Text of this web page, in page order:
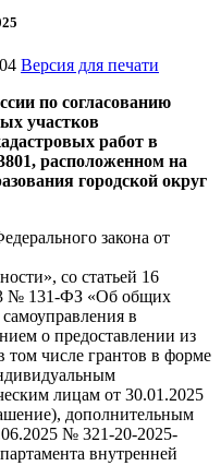
Версия для печати
по согласованию
участков
работ в
расположенном на
городской округ
закона от
со статьей 16
№ 131-ФЗ «Об общих
в
о предоставлении из
том числе грантов в форме
лицам от 30.01.2025
дополнительным
№ 321-20-2025-
внутренней